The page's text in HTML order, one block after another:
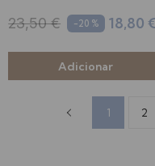
23,50 € -20 % 18,80 €
1 2